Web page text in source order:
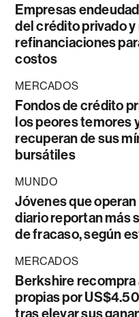
Empresas
del crédito privado
refinanciaciones
costos
MERCADOS
Fondos de crédito
los peores temores
recuperan de sus
bursátiles
MUNDO
Jóvenes que operan
diario reportan más
de fracaso, según
MERCADOS
Berkshire
propias por
tras elevar sus